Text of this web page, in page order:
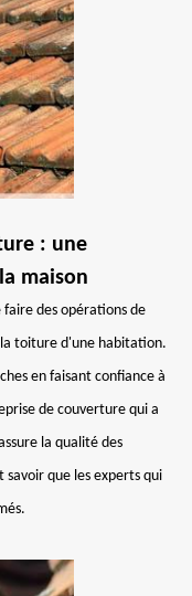
: une
maison
faire des opérations de
toiture d'une habitation.
en faisant confiance à
de couverture qui a
la qualité des
que les experts qui